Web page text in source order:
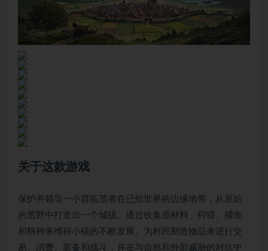
关于这款游戏
保护并领导一小群拓荒者在已知世界的边缘地带，从原始
的荒野中打造出一个城镇。通过收集原材料、狩猎、捕鱼
和耕种来维持小镇的不断发展。为村民制造物品来进行交
易、消费、装备和战斗，并在与自然和外部威胁的对抗中